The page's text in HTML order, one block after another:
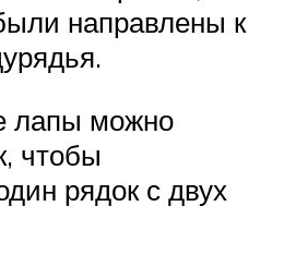
направлены к
лапы можно
чтобы
рядок с двух